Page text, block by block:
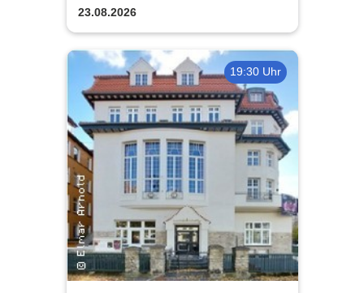
23.08.2026
19:30 Uhr